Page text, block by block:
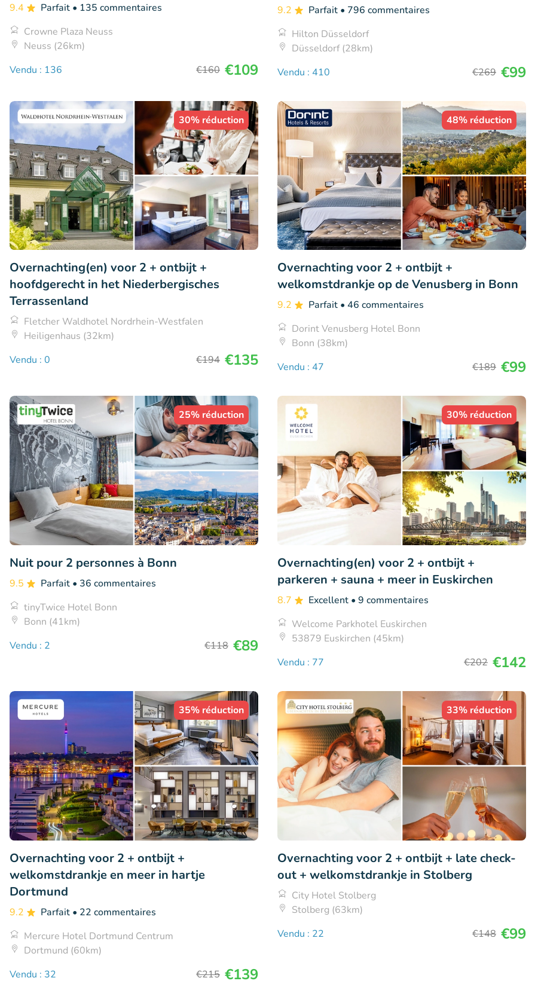
9.4 Parfait • 135 commentaires
Crowne Plaza Neuss
Neuss (26km)
Vendu : 136
€160 €109
9.2
Parfait • 796 commentaires
Hilton Düsseldorf
Düsseldorf (28km)
Vendu : 410
€269 €99
30% réduction
Overnachting(en) voor 2 + ontbijt +
hoofdgerecht in het Niederbergisches
Terrassenland
Fletcher Waldhotel Nordrhein-Westfalen
Heiligenhaus (32km)
Vendu : 0
€194 €135
48% réduction
Overnachting voor 2 + ontbijt +
welkomstdrankje op de Venusberg in Bonn
9.2 Parfait • 46 commentaires
Dorint Venusberg Hotel Bonn
Bonn (38km)
Vendu : 47
€189 €99
25% réduction
Nuit pour 2 personnes à Bonn
9.5 Parfait • 36 commentaires
tinyTwice Hotel Bonn
Bonn (41km)
Vendu : 2
€118 €89
30% réduction
Overnachting(en) voor 2 + ontbijt +
parkeren + sauna + meer in Euskirchen
8.7 Excellent • 9 commentaires
Welcome Parkhotel Euskirchen
53879 Euskirchen (45km)
Vendu : 77
€202 €142
35% réduction
Overnachting voor 2 + ontbijt +
welkomstdrankje en meer in hartje
Dortmund
9.2 Parfait • 22 commentaires
Mercure Hotel Dortmund Centrum
Dortmund (60km)
Vendu : 32
€215 €139
33% réduction
Overnachting voor 2 + ontbijt + late check-
out + welkomstdrankje in Stolberg
City Hotel Stolberg
Stolberg (63km)
Vendu : 22
€148 €99